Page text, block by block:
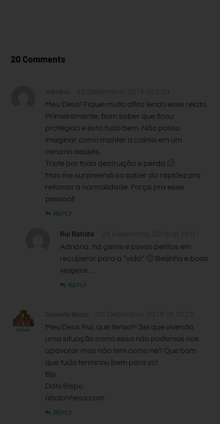
20 Comments
Adriana
Meu Deus! Fiquei muito aflita lendo esse relato.
Primeiramente, bom saber que ficou
protegido e está tudo bem. Não posso
imaginar como manter a calma em um
cenário desses.
Triste por toda destruição e perda 🙁
Mas me surpreendi ao saber da rapidez pra
retomar a normalidade. Força pra esse
pessoal!
REPLY
Rui Batista
Adriana, há gente e povos peritos em
recuperar para a “vida” 🙂 Beijinho e boas
viagens…
REPLY
Danielle Bispo
Meu Deus Rui, que tenso!!! Sei que vivendo
uma situação como essa não podemos nos
apavorar mas não tem como né? Que bom
que tudo terminou bem para vc!
Bjs
Dani Bispo
abolonhesa.com
REPLY